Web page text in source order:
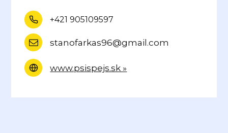
+421 905109597
stanofarkas96@gmail.com
www.psispejs.sk »